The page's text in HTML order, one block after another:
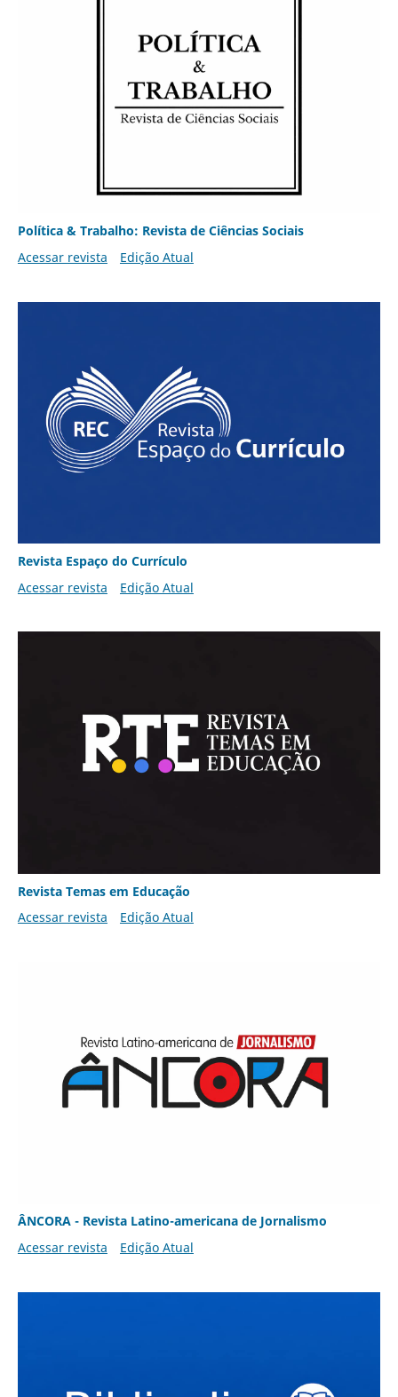
Política & Trabalho: Revista de Ciências Sociais
Acessar revista
Edição Atual
Revista Espaço do Currículo
Acessar revista
Edição Atual
Revista Temas em Educação
Acessar revista
Edição Atual
ÂNCORA - Revista Latino-americana de Jornalismo
Acessar revista
Edição Atual